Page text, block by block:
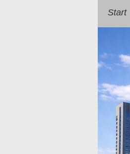
Start